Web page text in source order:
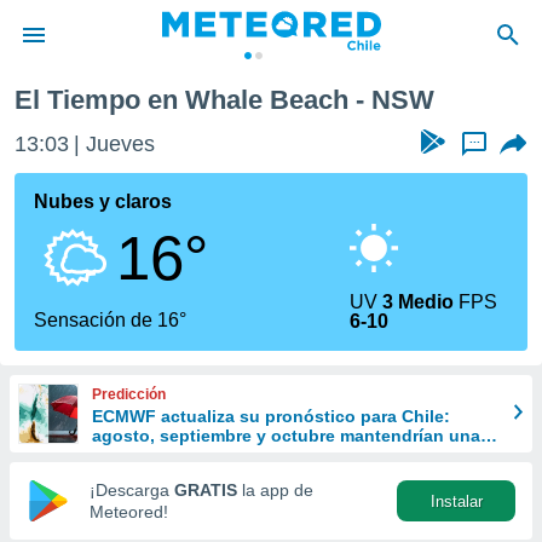
de
por
que se
calidad.
a este
las
y
forma
digital
basada
El Tiempo en Whale Beach - NSW
13:03 Jueves ...
Nubes y claros
16°
Sensación de 16°
UV3 Medio FPS
6-10
Predicción
ECMWF actualiza su pronóstico para Chile:
agosto, septiembre y octubre mantendrían una
¡Descarga GRATIS la app de
Meteored!
Instalar